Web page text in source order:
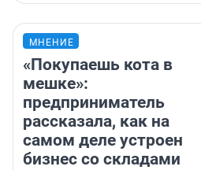
МНЕНИЕ
«Покупаешь кота в
мешке»:
предприниматель
рассказала, как на
самом деле устроен
бизнес со складами